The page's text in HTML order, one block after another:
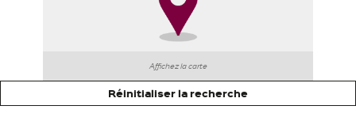
Affichez la carte
Réinitialiser la recherche